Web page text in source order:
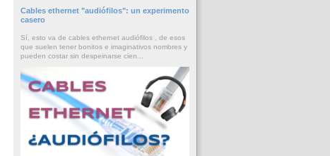
Cables ethernet "audiófilos": un experimento
casero
Sí, esto va de cables ethernet audiófilos , de esos
que suelen tener bonitos e imaginativos nombres y
pueden costar sin despeinarse cien...